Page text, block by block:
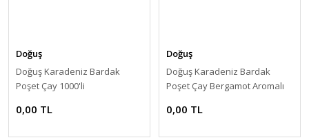
Doğuş
Doğuş Karadeniz Bardak
Poşet Çay 1000'li
0,00 TL
Doğuş
Doğuş Karadeniz Bardak
Poşet Çay Bergamot Aromalı
0,00 TL